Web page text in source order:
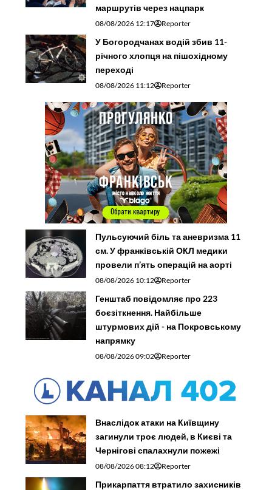
маршрутів через нацпарк
08/08/2026 12:17 Reporter
У Богородчанах водій збив 11-
річного хлопця на пішохідному
переході
08/08/2026 11:12 Reporter
Пульсуючий біль та аневризма 11
см. У франківській ОКЛ медики
провели п’ять операцій на аорті
08/08/2026 10:12 Reporter
Генштаб повідомляє про 223
боєзіткнення. Найбільше
штурмових дій - на Покровському
напрямку
08/08/2026 09:02 Reporter
Внаслідок атаки на Київщину
загинули троє людей, в Києві та
Чернігові спалахнули пожежі
08/08/2026 08:12 Reporter
Прикарпаття втратило захисників